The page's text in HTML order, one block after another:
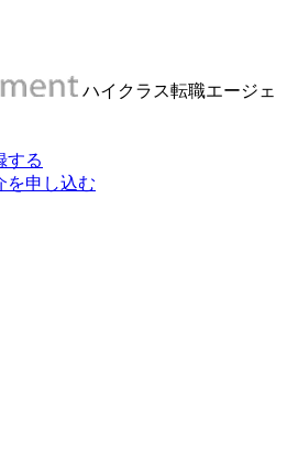
ハイクラス転職エージェ
する
を申し込む